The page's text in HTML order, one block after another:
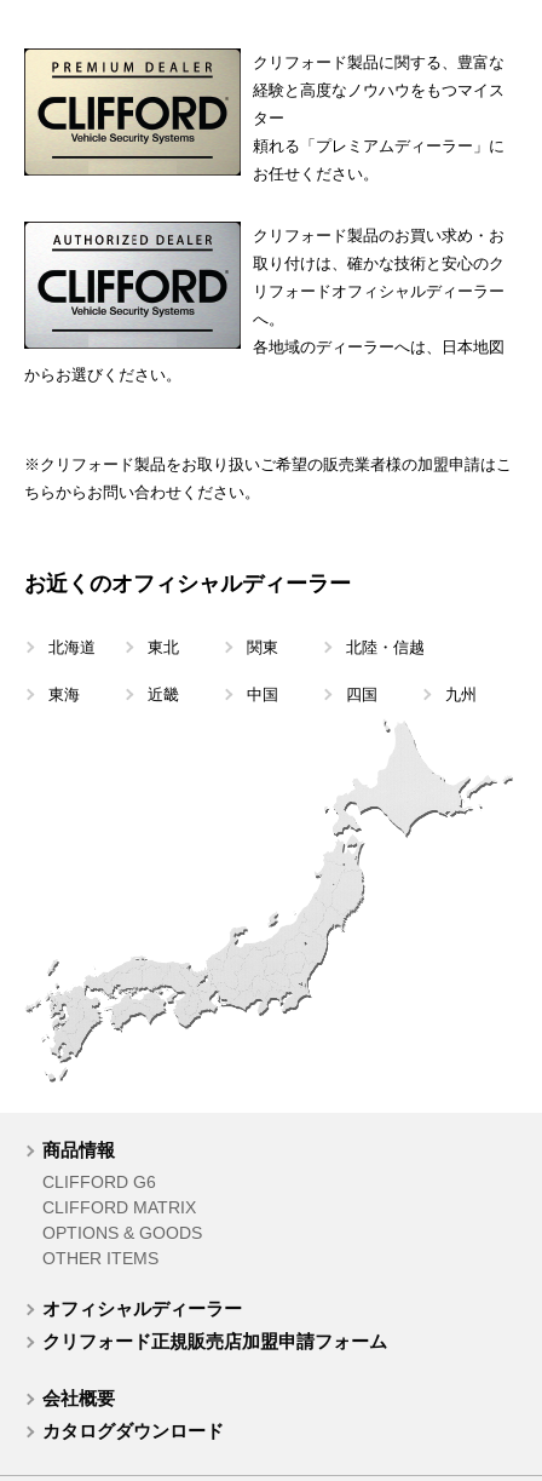
クリフォード製品に関する、豊富な
経験と高度なノウハウをもつマイス
ター
頼れる「プレミアムディーラー」に
お任せください。
クリフォード製品のお買い求め・お
取り付けは、確かな技術と安心のク
リフォードオフィシャルディーラー
へ。
各地域のディーラーへは、日本地図
からお選びください。
※クリフォード製品をお取り扱いご希望の販売業者様の加盟申請はこ
ちらから お問い合わせください。
お近くのオフィシャルディーラー
北海道 東北 関東 北陸・信越
東海 近畿 中国 四国 九州
商品情報
CLIFFORD G6
CLIFFORD MATRIX
OPTIONS & GOODS
OTHER ITEMS
オフィシャルディーラー
クリフォード正規販売店加盟申請フォーム
会社概要
カタログダウンロード